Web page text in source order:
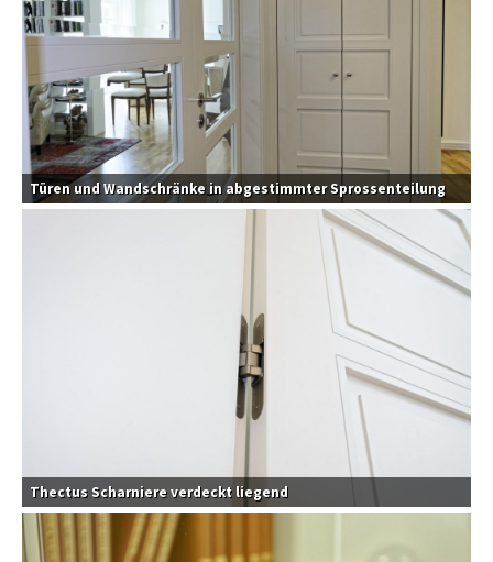
Türen und Wandschränke in abgestimmter Sprossenteilung
Thectus Scharniere verdeckt liegend